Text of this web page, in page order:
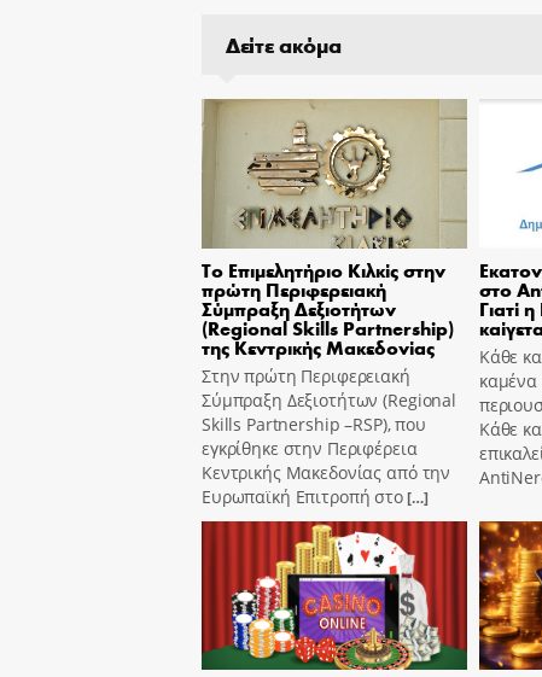
Δείτε ακόμα
Το Επιμελητήριο Κιλκίς στην
πρώτη Περιφερειακή
Σύμπραξη Δεξιοτήτων
(Regional Skills Partnership)
της Κεντρικής Μακεδονίας
Στην πρώτη Περιφερειακή
Σύμπραξη Δεξιοτήτων (Regional
Skills Partnership –RSP), που
εγκρίθηκε στην Περιφέρεια
Κεντρικής Μακεδονίας από την
Ευρωπαϊκή Επιτροπή στο[…]
στο
Γιατί
Κάθε
Κάθε